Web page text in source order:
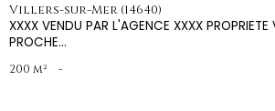
Villers-sur-Mer (14640)
XXXX VENDU PAR L'AGENCE XXXX
PROCHE...
200 m² -